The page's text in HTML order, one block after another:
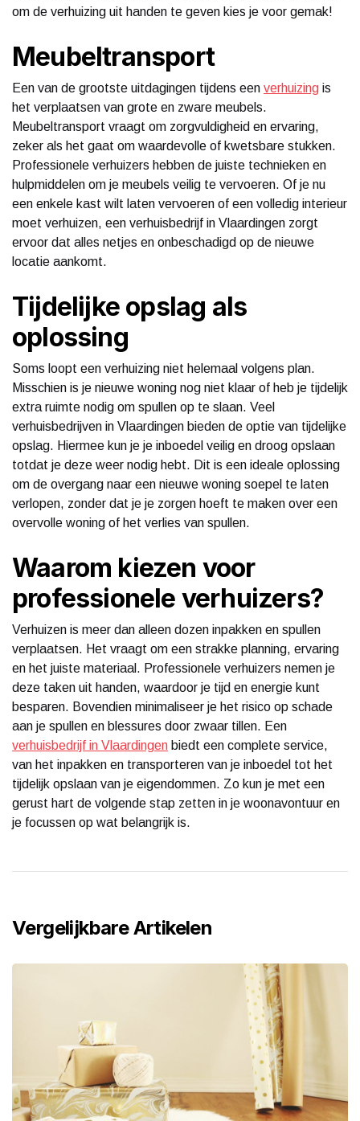
om de verhuizing uit handen te geven kies je voor gemak!
Meubeltransport
Een van de grootste uitdagingen tijdens een verhuizing is
het verplaatsen van grote en zware meubels.
Meubeltransport vraagt om zorgvuldigheid en ervaring,
zeker als het gaat om waardevolle of kwetsbare stukken.
Professionele verhuizers hebben de juiste technieken en
hulpmiddelen om je meubels veilig te vervoeren. Of je nu
een enkele kast wilt laten vervoeren of een volledig interieur
moet verhuizen, een verhuisbedrijf in Vlaardingen zorgt
ervoor dat alles netjes en onbeschadigd op de nieuwe
locatie aankomt.
Tijdelijke opslag als
oplossing
Soms loopt een verhuizing niet helemaal volgens plan.
Misschien is je nieuwe woning nog niet klaar of heb je tijdelijk
extra ruimte nodig om spullen op te slaan. Veel
verhuisbedrijven in Vlaardingen bieden de optie van tijdelijke
opslag. Hiermee kun je je inboedel veilig en droog opslaan
totdat je deze weer nodig hebt. Dit is een ideale oplossing
om de overgang naar een nieuwe woning soepel te laten
verlopen, zonder dat je je zorgen hoeft te maken over een
overvolle woning of het verlies van spullen.
Waarom kiezen voor
professionele verhuizers?
Verhuizen is meer dan alleen dozen inpakken en spullen
verplaatsen. Het vraagt om een strakke planning, ervaring
en het juiste materiaal. Professionele verhuizers nemen je
deze taken uit handen, waardoor je tijd en energie kunt
besparen. Bovendien minimaliseer je het risico op schade
aan je spullen en blessures door zwaar tillen. Een
verhuisbedrijf in Vlaardingen biedt een complete service,
van het inpakken en transporteren van je inboedel tot het
tijdelijk opslaan van je eigendommen. Zo kun je met een
gerust hart de volgende stap zetten in je woonavontuur en
je focussen op wat belangrijk is.
Vergelijkbare Artikelen